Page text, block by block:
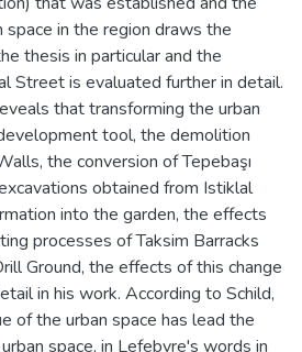
in the region draws the
thesis in particular and the
Street is evaluated further in detail.
that transforming the urban
tool, the demolition
the conversion of Tepebaşı
obtained from Istiklal
into the garden, the effects
processes of Taksim Barracks
Ground, the effects of this change
in his work. According to Schild,
of the urban space has lead the
space, in Lefebvre's words in